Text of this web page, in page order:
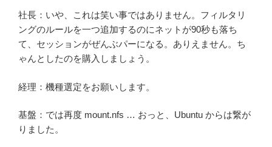
社長：いや、これは笑い事ではありません。フィルタリ
ングのルールを一つ追加するのにネットが90秒も落ち
て、セッションがぜんぶパーになる。ありえません。ち
ゃんとしたのを購入しましょう。
経理：機種選定をお願いします。
基盤：では再度 mount.nfs … おっと、Ubuntu からは繋が
りました。